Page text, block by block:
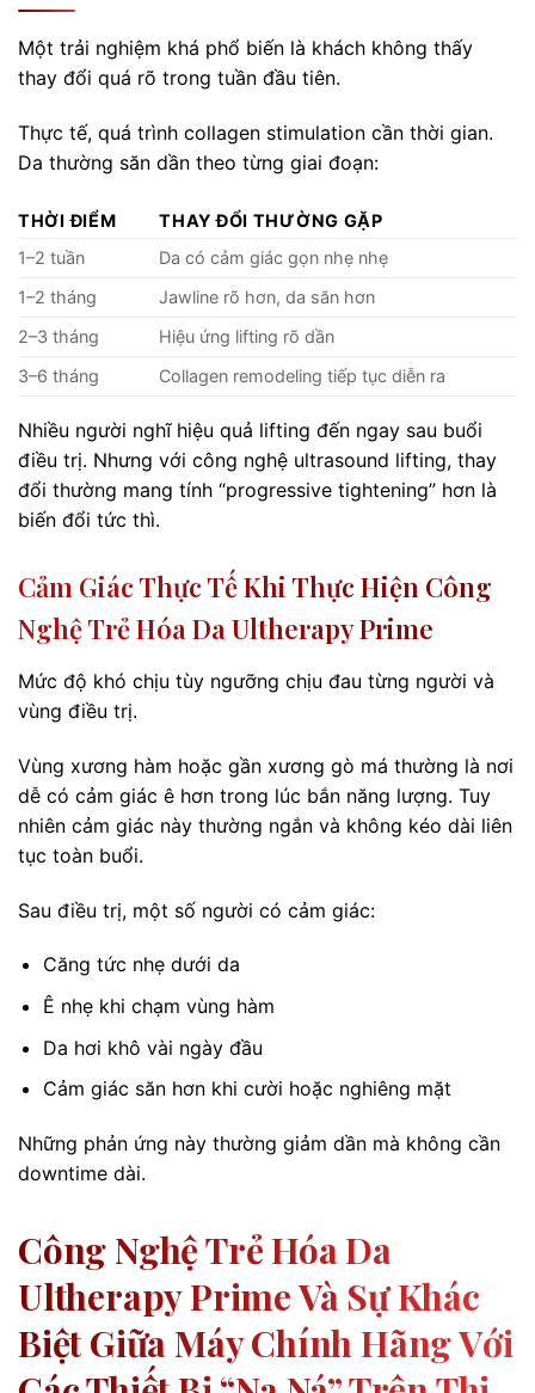
Một trải nghiệm khá phổ biến là khách không thấy
thay đổi quá rõ trong tuần đầu tiên.
Thực tế, quá trình collagen stimulation cần thời gian.
Da thường săn dần theo từng giai đoạn:
THỜI ĐIỂM
THAY ĐỔI THƯỜNG GẶP
1–2 tuần
Da có cảm giác gọn nhẹ nhẹ
1–2 tháng
Jawline rõ hơn, da săn hơn
2–3 tháng
Hiệu ứng lifting rõ dần
3–6 tháng
Collagen remodeling tiếp tục diễn ra
Nhiều người nghĩ hiệu quả lifting đến ngay sau buổi
điều trị. Nhưng với công nghệ ultrasound lifting, thay
đổi thường mang tính “progressive tightening” hơn là
biến đổi tức thì.
Cảm Giác Thực Tế Khi Thực Hiện Công
Nghệ Trẻ Hóa Da Ultherapy Prime
Mức độ khó chịu tùy ngưỡng chịu đau từng người và
vùng điều trị.
Vùng xương hàm hoặc gần xương gò má thường là nơi
dễ có cảm giác ê hơn trong lúc bắn năng lượng. Tuy
nhiên cảm giác này thường ngắn và không kéo dài liên
tục toàn buổi.
Sau điều trị, một số người có cảm giác:
Căng tức nhẹ dưới da
Ê nhẹ khi chạm vùng hàm
Da hơi khô vài ngày đầu
Cảm giác săn hơn khi cười hoặc nghiêng mặt
Những phản ứng này thường giảm dần mà không cần
downtime dài.
Công Nghệ Trẻ Hóa Da
Ultherapy Prime Và Sự Khác
Biệt Giữa Máy Chính Hãng Với